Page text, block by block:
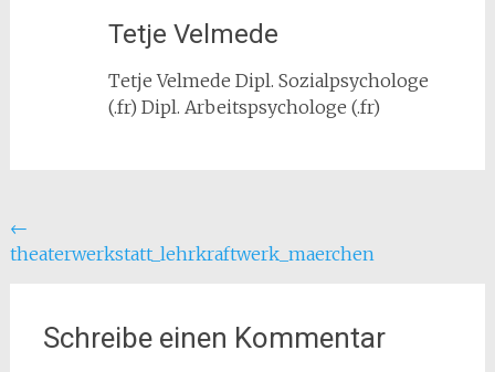
Tetje Velmede
Tetje Velmede Dipl. Sozialpsychologe
(.fr) Dipl. Arbeitspsychologe (.fr)
Beitragsnavigation
←
theaterwerkstatt_lehrkraftwerk_maerchen
Schreibe einen Kommentar